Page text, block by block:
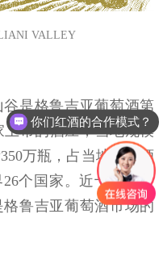
VALLEY
是格鲁吉亚葡萄酒第
市的酒庄，当地规模
万瓶，占当地瓶装酒
个国家。近十年来，
鲁吉亚葡萄酒市场的
你们红酒的合作模式？
格鲁吉亚红酒的口感？